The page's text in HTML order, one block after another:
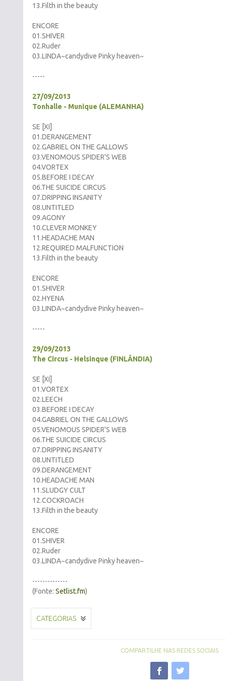
13.Filth in the beauty
ENCORE
01.SHIVER
02.Ruder
03.LINDA~candydive Pinky heaven~
-----
27/09/2013
Tonhalle - Munique (ALEMANHA)
SE [XI]
01.DERANGEMENT
02.GABRIEL ON THE GALLOWS
03.VENOMOUS SPIDER'S WEB
04.VORTEX
05.BEFORE I DECAY
06.THE SUICIDE CIRCUS
07.DRIPPING INSANITY
08.UNTITLED
09.AGONY
10.CLEVER MONKEY
11.HEADACHE MAN
12.REQUIRED MALFUNCTION
13.Filth in the beauty
ENCORE
01.SHIVER
02.HYENA
03.LINDA~candydive Pinky heaven~
-----
29/09/2013
The Circus - Helsinque (FINLÂNDIA)
SE [XI]
01.VORTEX
02.LEECH
03.BEFORE I DECAY
04.GABRIEL ON THE GALLOWS
05.VENOMOUS SPIDER'S WEB
06.THE SUICIDE CIRCUS
07.DRIPPING INSANITY
08.UNTITLED
09.DERANGEMENT
10.HEADACHE MAN
11.SLUDGY CULT
12.COCKROACH
13.Filth in the beauty
ENCORE
01.SHIVER
02.Ruder
03.LINDA~candydive Pinky heaven~
--------------
(Fonte: Setlist.fm)
CATEGORIAS
COMPARTILHE NAS REDES SOCIAIS